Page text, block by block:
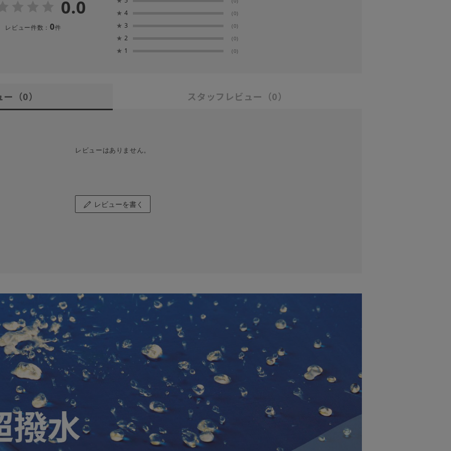
0.0
レビュー件数： 0件
★ 4 (0)
★ 3 (0)
★ 2 (0)
★ 1 (0)
ー （0） スタッフレビュー （0）
レビューはありません。
レビューを書く